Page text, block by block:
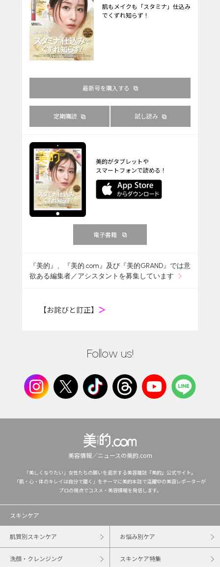
肌もメイクも「スタミナ」仕込み
でくずれ知らず！
最新号を購入する
定期購読 試し読み
美的がタブレットや
スマートフォンで読める！
電子書籍
『美的』、『美的.com』及び『美的GRAND』では意
欲ある編集者／アシスタントを募集しています
【お詫びと訂正】 ＞
Follow us!
美容情報／ニュースの美的.com
「美しくなりたい」女性たちの願いを追求する美容雑誌『美的』公式サイト。
「肌・心・体のキレイは自分で磨く」をテーマに美的本誌で活躍中の美容レポーターが
プロの視点でコスメ・美容情報を発信します。
スキンケア
肌質別スキンケア お悩み別ケア
洗顔・クレンジング スキンケア特集